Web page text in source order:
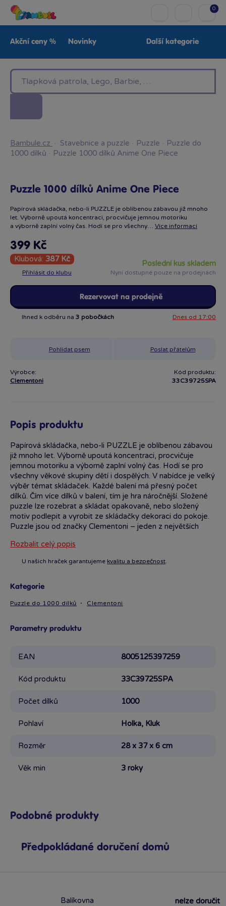
0
Akční ceny % Novinky
Baby Značky
Další kategorie
Bambule.cz · Stavebnice a puzzle · Puzzle · Puzzle do
1000 dílků · Puzzle 1000 dílků Anime One Piece
Puzzle 1000 dílků Anime One Piece
Papírová skládačka, nebo-li PUZZLE je oblíbenou zábavou již mnoho
let. Výborně upoutá koncentraci, procvičuje jemnou motoriku
a výborně zaplní volný čas. Hodí se pro všechny… Více informací
399 Kč
Klubová: 387 Kč
Přihlásit do klubu
poslední kus skladem
Nyní dostupné pouze na prodejnách
Rezervovat na prodejně
Ihned k odběru na 3 pobočkách Dnes od 17:00
Pohlídat psem Poslat přátelům
Výrobce:
Clementoni
Kód produktu:
33C39725SPA
Popis produktu
Papírová skládačka, nebo-li PUZZLE je oblíbenou zábavou
již mnoho let. Výborně upoutá koncentraci, procvičuje
jemnou motoriku a výborně zaplní volný čas. Hodí se pro
všechny věkové skupiny dětí i dospělých. V nabídce je velký
výběr témat skládaček. Každé balení má přesný počet
dílků. Čím více dílků v balení, tím je hra náročnější. Složené
puzzle lze rozebrat a skládat opakovaně, nebo složený
motiv podlepit a vyrobit ze skládačky dekoraci do pokoje.
Puzzle jsou od značky Clementoni – jeden z největších
i v provedení 3D a originální kostky z Disney kolekce.
Rozbalit celý popis
U našich hraček garantujeme kvalitu a bezpečnost.
Kategorie
Puzzle do 1000 dílků Clementoni
Parametry produktu
EAN 8005125397259
Kód produktu 33C39725SPA
Počet dílků 1000
Pohlaví Holka, Kluk
Rozměr 28 x 37 x 6 cm
Věk min 3 roky
Podobné produkty
Předpokládané doručení domů
Balíkovna nelze doručit